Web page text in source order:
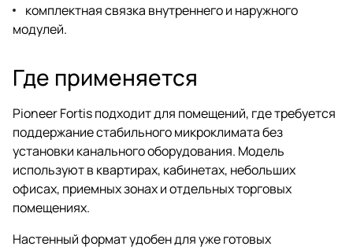
комплектная связка внутреннего и наружного
модулей.
Где применяется
Pioneer Fortis подходит для помещений, где требуется
поддержание стабильного микроклимата без
установки канального оборудования. Модель
используют в квартирах, кабинетах, небольших
офисах, приемных зонах и отдельных торговых
помещениях.
Настенный формат удобен для уже готовых